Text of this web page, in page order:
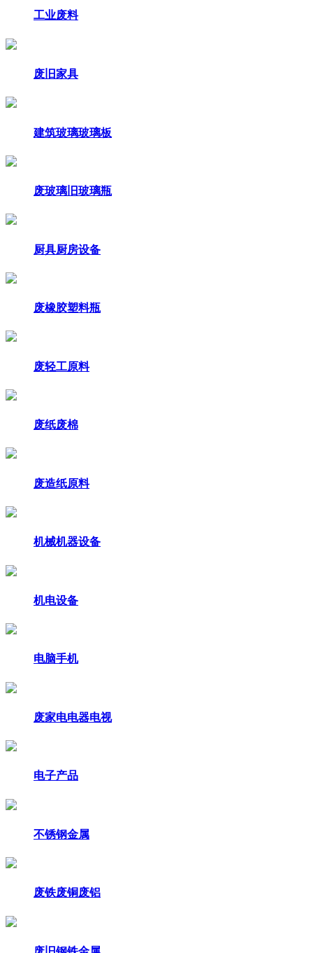
工业废料
废旧家具
建筑玻璃玻璃板
废玻璃旧玻璃瓶
厨具厨房设备
废橡胶塑料瓶
废轻工原料
废纸废棉
废造纸原料
机械机器设备
机电设备
电脑手机
废家电电器电视
电子产品
不锈钢金属
废铁废铜废铝